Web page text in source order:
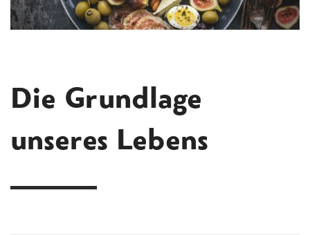
Die Grundlage
unseres Lebens